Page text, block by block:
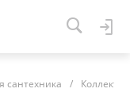
сантехника /